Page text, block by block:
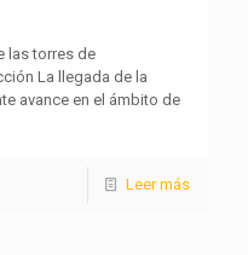
las torres de
La llegada de la
avance en el ámbito de
Leer más